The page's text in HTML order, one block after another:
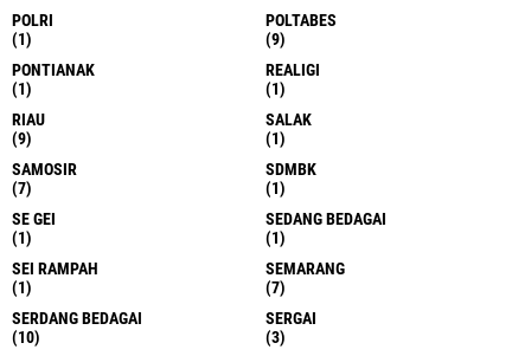
POLRI
(1)
POLTABES
(9)
PONTIANAK
(1)
REALIGI
(1)
RIAU
(9)
SALAK
(1)
SAMOSIR
(7)
SDMBK
(1)
SE GEI
(1)
SEDANG BEDAGAI
(1)
SEI RAMPAH
(1)
SEMARANG
(7)
SERDANG BEDAGAI
(10)
SERGAI
(3)